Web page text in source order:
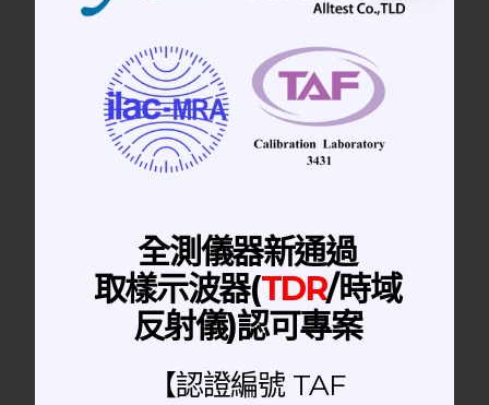
手動隔離箱
RF Shielding Box 隔離箱
全測儀器新通過
取樣示波器(TDR/時域
反射儀)認可專案
【認證編號 TAF